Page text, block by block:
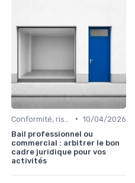
• 10/04/2026
Bail professionnel ou
commercial : arbitrer le bon
cadre juridique pour vos
activités